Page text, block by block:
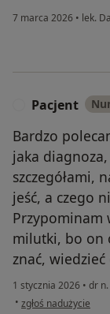
7 marca 2026 • lek.
Pacjent
Bardzo
jaka diagnoza,
szczegółami,
jeść, a czego
Przypominam
milutki, bo on
znać,
1 stycznia 2026 • dr
• w opinii użytkownika
zgłoś nadużycie